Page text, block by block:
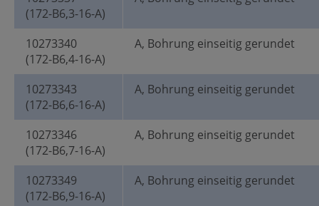
(172-B6,3-16-A)
10273340
(172-B6,4-16-A)
A, Bohrung einseitig gerundet
10273343
(172-B6,6-16-A)
A, Bohrung einseitig gerundet
10273346
(172-B6,7-16-A)
A, Bohrung einseitig gerundet
10273349
(172-B6,9-16-A)
A, Bohrung einseitig gerundet